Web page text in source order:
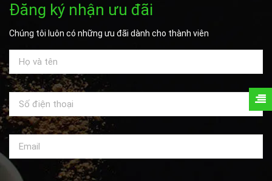
Đăng ký nhận ưu đãi
Chúng tôi luôn có những ưu đãi dành cho thành viên